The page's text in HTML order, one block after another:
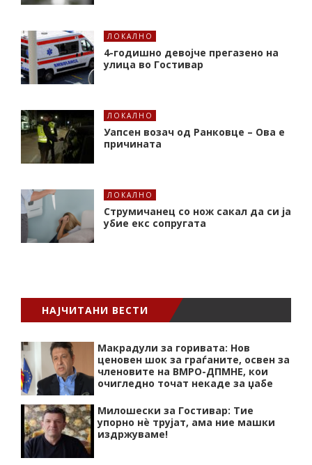
ЛОКАЛНО
4-годишно девојче прегазено на
улица во Гостивар
ЛОКАЛНО
Уапсен возач од Ранковце – Ова е
причината
ЛОКАЛНО
Струмичанец со нож сакал да си ја
убие екс сопругата
НАЈЧИТАНИ ВЕСТИ
Макрадули за горивата: Нов
ценовен шок за граѓаните, освен за
членовите на ВМРО-ДПМНЕ, кои
очигледно точат некаде за џабе
Милошески за Гостивар: Тие
упорно нѐ трујат, ама ние машки
издржуваме!